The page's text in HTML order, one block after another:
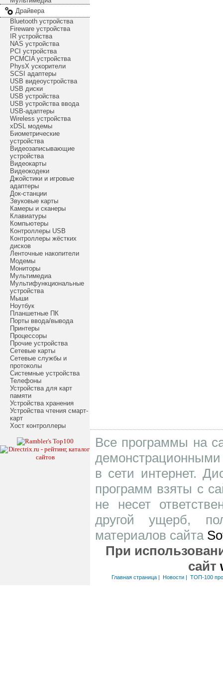
Драйвера
Bluetooth устройства
Fireware устройства
IR устройства
NAS устройства
PCI устройства
PCMCIA устройства
PhysX ускорители
SCSI адаптеры
USB видеоустройства
USB диски
USB устройства
USB устройства ввода
USB-адаптеры
Wireless устройства
xDSL модемы
Биометрические
устройства
Видеозаписывающие
устройства
Видеокарты
Видеокодеки
Джойстики и игровые
адаптеры
Док-станции
Звуковые карты
Камеры и сканеры
Клавиатуры
Компьютеры
Контроллеры USB
Контроллеры жёстких
дисков
Ленточные накопители
Модемы
Мониторы
Мультимедиа
Мультифункциональные
устройства
Мыши
Ноутбук
Планшетные ПК
Порты ввода/вывода
Принтеры
Процессоры
Прочие устройства
Сетевые карты
Сетевые службы и
протоколы
Системные устройства
Телефоны
Устройства для карт
памяти
Устройства хранения
Устройства чтения смарт-
карт
Хост контроллеры
Все программы на
в сети интернет.
программ взяты с
не несет
другой ущерб,
материалов сайта
При
сайт
Главная страница| Новости| ТОП-100